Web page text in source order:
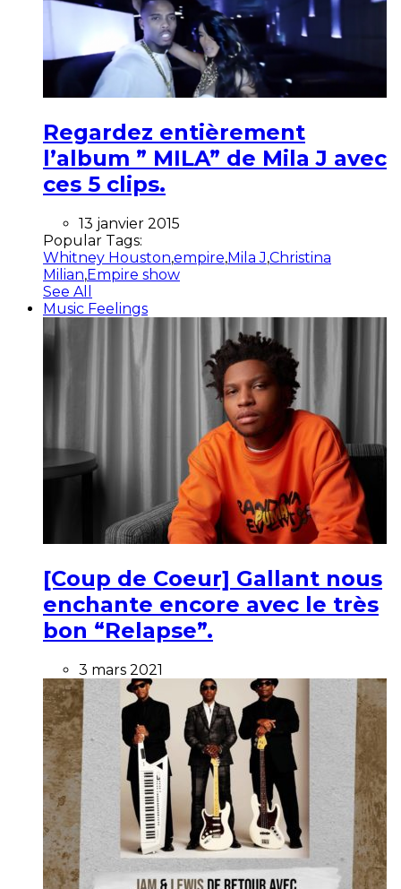
Regardez entièrement
l’album ” MILA” de Mila J avec
ces 5 clips.
13 janvier 2015
Popular Tags:
Whitney Houston,empire,Mila J,Christina
Milian,Empire show
See All
Music Feelings
[Coup de Coeur] Gallant nous
enchante encore avec le très
bon “Relapse”.
3 mars 2021